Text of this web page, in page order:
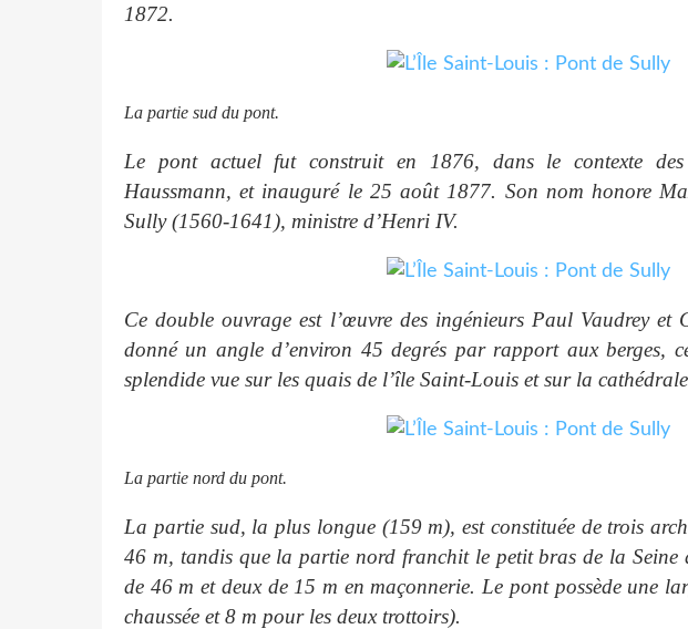
1872.
La partie sud du pont.
Le pont actuel fut construit en 1876, dans le contexte
Haussmann, et inauguré le 25 août 1877. Son nom honore
Sully (1560-1641), ministre d’Henri IV.
Ce double ouvrage est l’œuvre des ingénieurs Paul Vaudrey et
donné un angle d’environ 45 degrés par rapport aux berges,
splendide vue sur les quais de l’île Saint-Louis et sur la
La partie nord du pont.
La partie sud, la plus longue (159 m), est constituée de trois
46 m, tandis que la partie nord franchit le petit bras de la Seine
de 46 m et deux de 15 m en maçonnerie. Le pont possède une
chaussée et8 m pour les deux trottoirs).